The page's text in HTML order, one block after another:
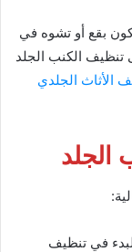
بقع أو تشوه في
الكنب الجلد
الأثاث الجلدي
الجلد
في تنظيف